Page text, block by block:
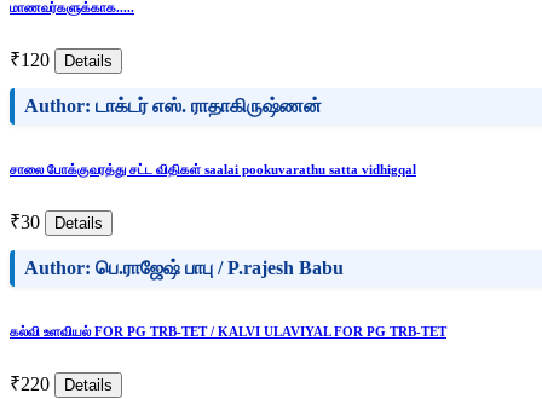
மாணவர்களுக்காக.....
₹120 Details
Author: டாக்டர் எஸ். ராதாகிருஷ்ணன்
சாலை போக்குவரத்து சட்ட விதிகள் saalai pookuvarathu satta vidhigqal
₹30 Details
Author: பெ.ராஜேஷ் பாபு / P.rajesh Babu
கல்வி உளவியல் FOR PG TRB-TET / KALVI ULAVIYAL FOR PG TRB-TET
₹220 Details